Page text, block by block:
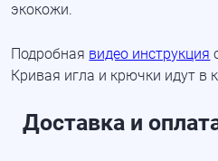
экокожи.
Подробная видео инструкция
Кривая игла и крючки идут в
Доставка и